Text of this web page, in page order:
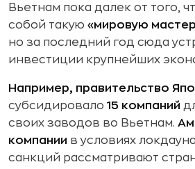
Вьетнам пока далек от того,
собой такую «мировую
но за последний год сюда
инвестиции крупнейших
Например, правительство
субсидировало 15 компаний
своих заводов во Вьетнам.
компании в условиях
санкций рассматривают